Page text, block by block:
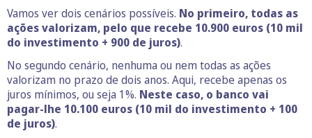
Vamos ver dois cenários possíveis. No primeiro, todas as
ações valorizam, pelo que recebe 10.900 euros (10 mil
do investimento + 900 de juros).
No segundo cenário, nenhuma ou nem todas as ações
valorizam no prazo de dois anos. Aqui, recebe apenas os
juros mínimos, ou seja 1%. Neste caso, o banco vai
pagar-lhe 10.100 euros (10 mil do investimento + 100
de juros).